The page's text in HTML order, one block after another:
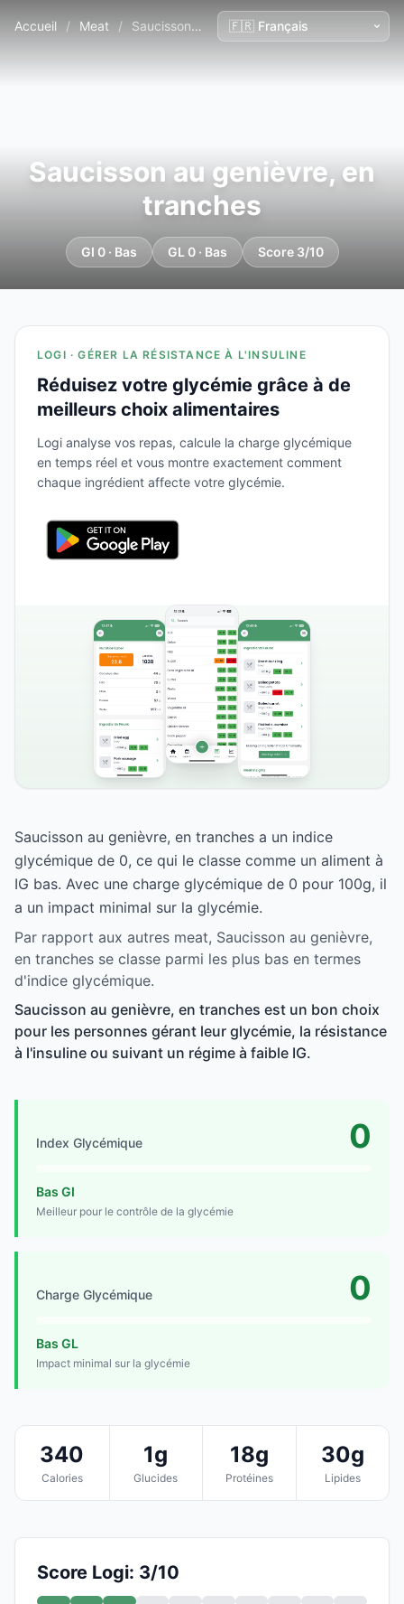
Accueil / Meat / Saucisson au genièvre, en tranches
Saucisson au genièvre, en
tranches
GI 0 · Bas GL 0 · Bas Score 3/10
LOGI · GÉRER LA RÉSISTANCE À L'INSULINE
Réduisez votre glycémie grâce à de
meilleurs choix alimentaires
Logi analyse vos repas, calcule la charge glycémique
en temps réel et vous montre exactement comment
chaque ingrédient affecte votre glycémie.
Saucisson au genièvre, en tranches a un indice
glycémique de 0, ce qui le classe comme un aliment à
IG bas. Avec une charge glycémique de 0 pour 100g, il
a un impact minimal sur la glycémie.
Par rapport aux autres meat, Saucisson au genièvre,
en tranches se classe parmi les plus bas en termes
d'indice glycémique.
Saucisson au genièvre, en tranches est un bon choix
pour les personnes gérant leur glycémie, la résistance
à l'insuline ou suivant un régime à faible IG.
Index Glycémique 0
Bas GI
Meilleur pour le contrôle de la glycémie
Charge Glycémique 0
Bas GL
Impact minimal sur la glycémie
340
Calories
1g
Glucides
18g
Protéines
30g
Lipides
Score Logi: 3/10